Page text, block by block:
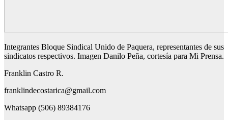
Integrantes Bloque Sindical Unido de Paquera, representantes de sus
sindicatos respectivos. Imagen Danilo Peña, cortesía para Mi Prensa.
Franklin Castro R.
franklindecostarica@gmail.com
Whatsapp (506) 89384176